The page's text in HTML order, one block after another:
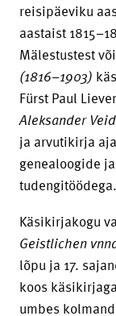
reisipäeviku
aastaist
Mälestustest
(1816–1903)
Fürst Paul
Aleksander
ja arvutikirja
genealoogide
tudengitöödega.
Käsikirjakogu
Geistlichen
lõpu ja 17.
koos
umbes